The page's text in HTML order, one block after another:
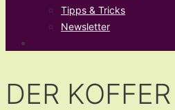
Tipps & Tricks
Newsletter
DER